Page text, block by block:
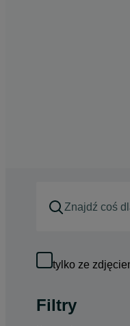
tylko ze
Filtry